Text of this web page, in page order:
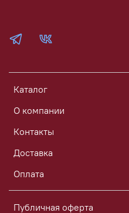
Каталог
О компании
Контакты
Доставка
Оплата
Публичная оферта